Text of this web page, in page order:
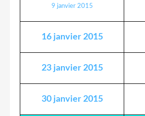
9 janvier 2015
16 janvier 2015
23 janvier 2015
30 janvier 2015